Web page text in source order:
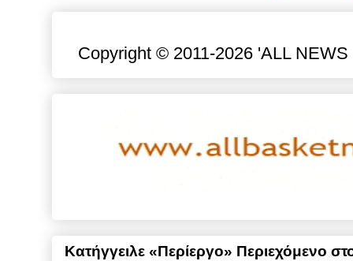
Copyright © 2011-2026 'ALL
Κατήγγειλε «Περίεργο» Περιεχόμενο